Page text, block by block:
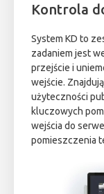
Kontrola
System KD to
zadaniem jest
przejście i
wejście.
użyteczności
kluczowych
wejścia do
pomieszczenia